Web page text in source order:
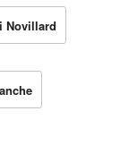
Novillard